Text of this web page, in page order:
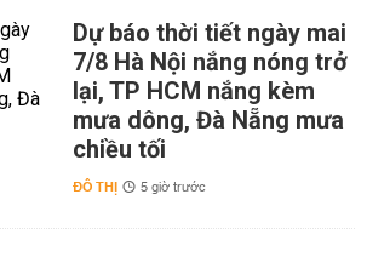
Dự báo thời tiết ngày mai
7/8 Hà Nội nắng nóng trở
lại, TP HCM nắng kèm
mưa dông, Đà Nẵng mưa
chiều tối
ĐÔ THỊ 5 giờ trước